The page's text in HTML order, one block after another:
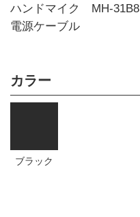
ハンドマイク MH-31B8
電源ケーブル
カラー
ブラック